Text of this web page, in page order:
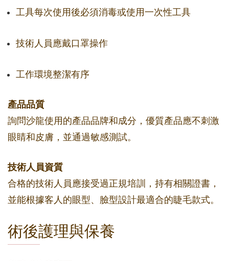
工具每次使用後必須消毒或使用一次性工具
技術人員應戴口罩操作
工作環境整潔有序
產品品質
詢問沙龍使用的產品品牌和成分，優質產品應不刺激
眼睛和皮膚，並通過敏感測試。
技術人員資質
合格的技術人員應接受過正規培訓，持有相關證書，
並能根據客人的眼型、臉型設計最適合的睫毛款式。
術後護理與保養